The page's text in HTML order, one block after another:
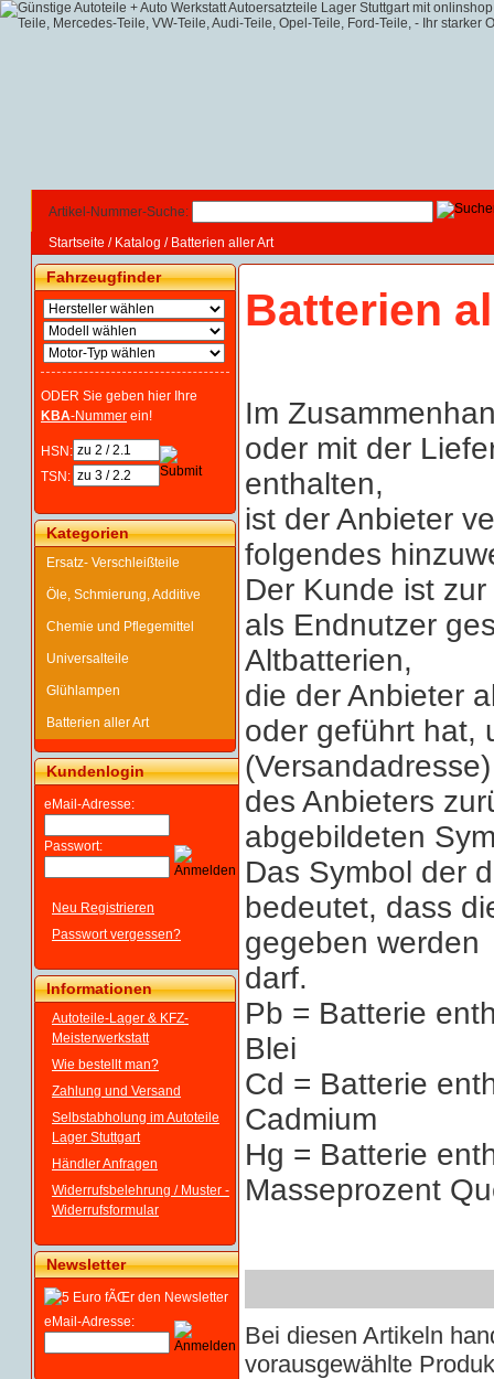
Artikel-Nummer-Suche:
Startseite / Katalog / Batterien aller Art
Fahrzeugfinder
ODER Sie geben hier Ihre
KBA-Nummer ein!
HSN:
TSN:
Kategorien
Ersatz- Verschleißteile
Öle, Schmierung, Additive
Chemie und Pflegemittel
Universalteile
Glühlampen
Batterien aller Art
Kundenlogin
eMail-Adresse:
Passwort:
Neu Registrieren
Passwort vergessen?
Informationen
Autoteile-Lager & KFZ-
Meisterwerkstatt
Wie bestellt man?
Zahlung und Versand
Selbstabholung im Autoteile
Lager Stuttgart
Händler Anfragen
Widerrufsbelehrung / Muster -
Widerrufsformular
Newsletter
eMail-Adresse:
Batterien
Im
oder mit der
enthalten,
ist der Anbieter
folgendes
Der Kunde ist
als Endnutzer
Altbatterien,
die der Anbieter
oder geführt hat,
(Versandadresse)
des Anbieters
abgebildeten
Das Symbol der
bedeutet, dass
gegeben werden
darf.
Pb = Batterie
Blei
Cd = Batterie
Cadmium
Hg = Batterie
Masseprozent
Bei diesen Artikeln
vorausgewählte